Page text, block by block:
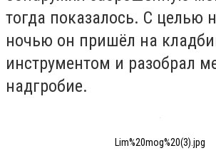
тогда показалось. С целью
ночью он пришёл на
инструментом и разобрал
надгробие.
Lim%20mog%20(3).jpg